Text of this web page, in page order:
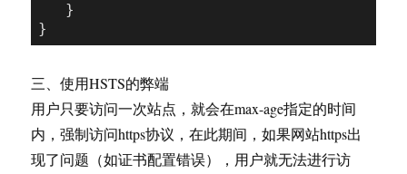
三、使用HSTS的弊端
用户只要访问一次站点，就会在max-age指定的时间
内，强制访问https协议，在此期间，如果网站https出
现了问题（如证书配置错误），用户就无法进行访